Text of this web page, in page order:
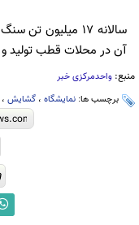
آن در محلات قطب
منبع: واحدمرکزی خبر
برچسب ها: نمایشگاه ، گشایش ،